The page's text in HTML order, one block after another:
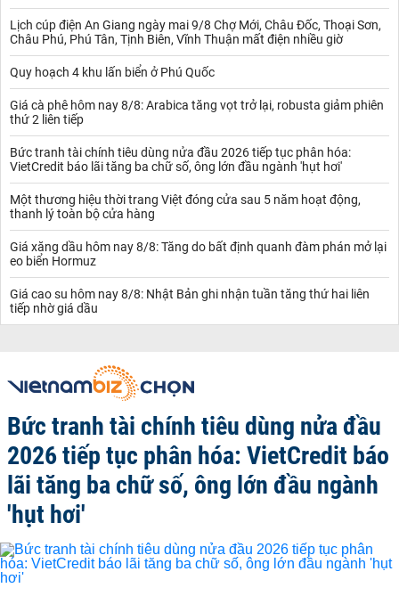
Lịch cúp điện An Giang ngày mai 9/8 Chợ Mới, Châu Đốc, Thoại Sơn,
Châu Phú, Phú Tân, Tịnh Biên, Vĩnh Thuận mất điện nhiều giờ
Quy hoạch 4 khu lấn biển ở Phú Quốc
Giá cà phê hôm nay 8/8: Arabica tăng vọt trở lại, robusta giảm phiên
thứ 2 liên tiếp
Bức tranh tài chính tiêu dùng nửa đầu 2026 tiếp tục phân hóa:
VietCredit báo lãi tăng ba chữ số, ông lớn đầu ngành 'hụt hơi'
Một thương hiệu thời trang Việt đóng cửa sau 5 năm hoạt động,
thanh lý toàn bộ cửa hàng
Giá xăng dầu hôm nay 8/8: Tăng do bất định quanh đàm phán mở lại
eo biển Hormuz
Giá cao su hôm nay 8/8: Nhật Bản ghi nhận tuần tăng thứ hai liên
tiếp nhờ giá dầu
Bức tranh tài chính tiêu dùng nửa đầu
2026 tiếp tục phân hóa: VietCredit báo
lãi tăng ba chữ số, ông lớn đầu ngành
'hụt hơi'